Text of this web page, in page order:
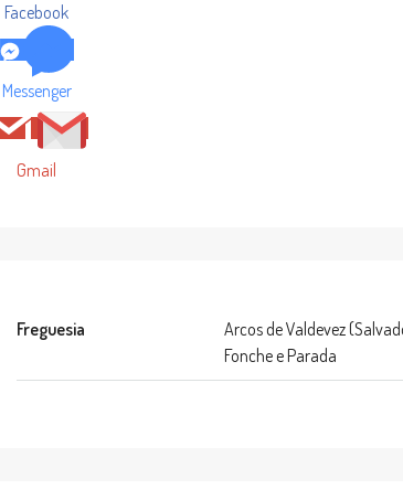
Facebook
Messenger
Gmail
Freguesia
Arcos de Valdevez
Fonche e Parada